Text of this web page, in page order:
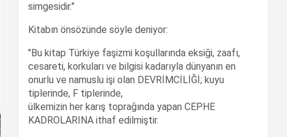
simgesidir."
Kitabın önsözünde söyle deniyor:
"Bu kitap Türkiye faşizmi koşullarında eksiği, zaafı,
cesareti, korkuları ve bilgisi kadarıyla dünyanın en
onurlu ve namuslu işi olan DEVRİMCİLİĞİ; kuyu
tiplerinde, F tiplerinde,
ülkemizin her karış toprağında yapan CEPHE
KADROLARINA ithaf edilmiştir.